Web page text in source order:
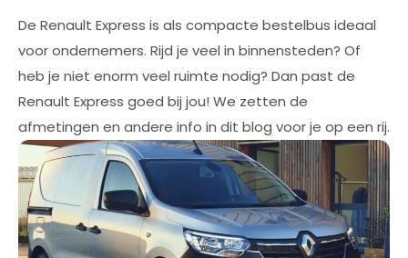
De Renault Express is als compacte bestelbus ideaal
voor ondernemers. Rijd je veel in binnensteden? Of
heb je niet enorm veel ruimte nodig? Dan past de
Renault Express goed bij jou! We zetten de
afmetingen en andere info in dit blog voor je op een rij.